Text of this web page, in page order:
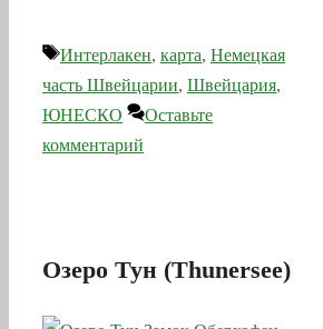
Метки
Интерлакен, карта, Немецкая
часть Швейцарии, Швейцария,
ЮНЕСКО
Оставьте
комментарий
Озеро Тун (Thunersee)